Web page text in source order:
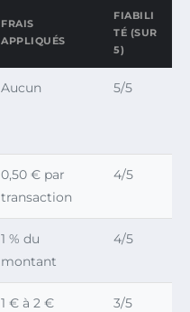
FRAIS
APPLIQUÉS
FIABILI
TÉ (SUR
5)
Aucun 5/5
0,50 € par
transaction
4/5
1 % du
montant
4/5
1 € à 2 €
3/5